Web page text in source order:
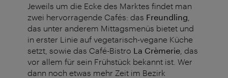
Jeweils um die Ecke des Marktes findet man
zwei hervorragende Cafés: das Freundling
das unter anderem Mittagsmenüs bietet und
in erster Linie auf vegetarisch-vegane Küche
setzt, sowie das Café-Bistro La Crèmerie , das
vor allem für sein Frühstück bekannt ist. Wer
dann noch etwas mehr Zeit im Bezirk